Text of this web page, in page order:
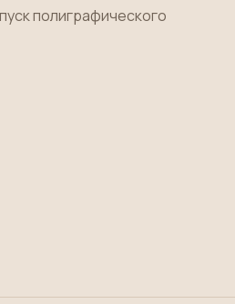
полиграфического